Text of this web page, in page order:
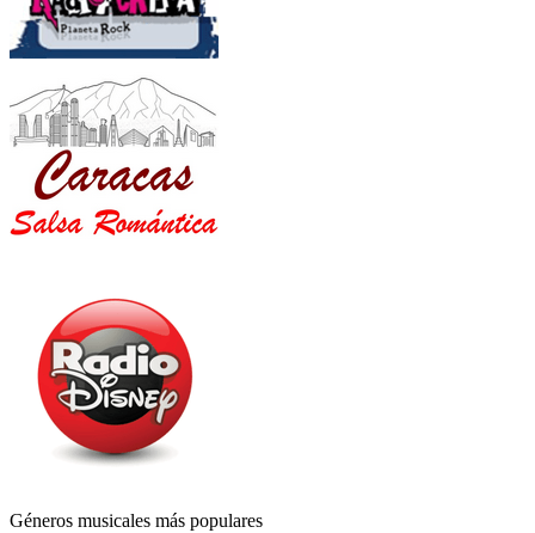
Géneros musicales más populares